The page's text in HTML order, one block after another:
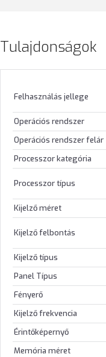
Tulajdonságok
Felhasználás jellege
Operációs rendszer
Operációs rendszer felár
Processzor kategória
Processzor típus
Kijelző méret
Kijelző felbontás
Kijelző típus
Panel Típus
Fényerő
Kijelző frekvencia
Érintőképernyő
Memória méret